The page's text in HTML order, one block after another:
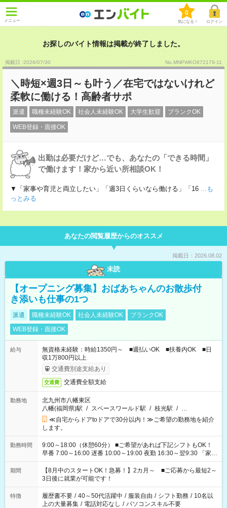
メニュー
0
気になる！ ログイン
お探しのバイト情報は掲載が終了しました。
掲載日 :2026/07/30 No.MNPWKO872179-11
＼時短×週3日～も叶う／在宅ではないけれど
柔軟に働ける！高齢者サポ
派遣 職種未経験OK 社会人未経験OK 大学生歓迎 ブランクOK
WEB登録・面接OK
出勤は必要だけど…でも、あなたの「できる時間」
で働けます！家から近い所相談OK！
▼「家事や育児と両立したい」「週3日くらいなら働ける」「16 ...も
っとみる
あなたの閲覧履歴からのオススメ
掲載日：2026.08.02
未読
【オープニング募集】おばあちゃんのお散歩付
き添いも仕事の1つ
派遣 職種未経験OK 社会人未経験OK
ブランクOK
WEB登録・面接OK
給与
無資格未経験：時給1350円～ ■週払いOK ■扶養内OK ■日
収1万800円以上
交通費別途支給あり
交通費 交通費全額支給
勤務地
北九州市八幡東区
八幡(福岡県)駅 / スペースワールド駅 / 枝光駅 / …
≪自宅からドアtoドアで30分以内！≫ご希望の勤務地を紹介
します。
勤務時間
9:00～18:00（休憩60分） ■ご希望があれば下記シフトもOK！
早番 7:00～16:00 遅番 10:00～19:00 夜勤 16:30～翌9:30 「家族
と休みを合わせたい」 「余裕を持って夕飯の準備がしたい」
「できれば残業はしたくない」 など、ご希望を教えてください
ね。 ※Wワーク希望の方へ 今ご覧のお仕事で希望する勤務時間
と、もう1つのお仕事の勤務時間。 合計で週40時間を超える場
合は応募できません。
期間
【8月中のスタートOK！急募！】2カ月～ ■ご応募から最短2～
3日後に就業が可能です！
特徴 履歴書不要 / 40～50代活躍中 / 服装自由 / シフト勤務 / 10名以
上の大量募集 / 電話対応なし / パソコンスキル不要